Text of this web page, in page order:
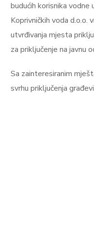
budućih korisnika vodne
Koprivničkih voda d.o.o.
utvrđivanja mjesta
za priključenje na javnu
Sa zainteresiranim
svrhu priključenja